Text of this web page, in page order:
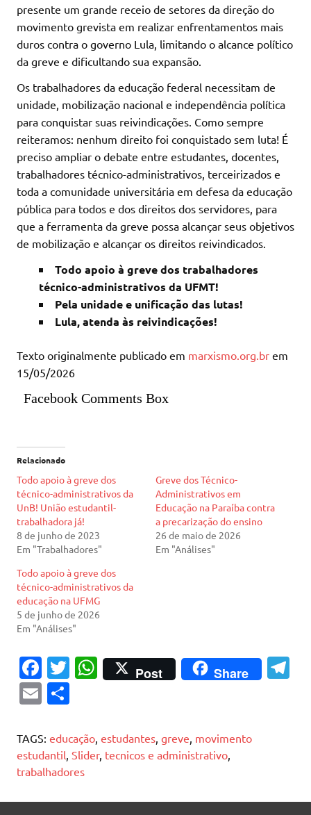
presente um grande receio de setores da direção do
movimento grevista em realizar enfrentamentos mais
duros contra o governo Lula, limitando o alcance político
da greve e dificultando sua expansão.
Os trabalhadores da educação federal necessitam de
unidade, mobilização nacional e independência política
para conquistar suas reivindicações. Como sempre
reiteramos: nenhum direito foi conquistado sem luta! É
preciso ampliar o debate entre estudantes, docentes,
trabalhadores técnico-administrativos, terceirizados e
toda a comunidade universitária em defesa da educação
pública para todos e dos direitos dos servidores, para
que a ferramenta da greve possa alcançar seus objetivos
de mobilização e alcançar os direitos reivindicados.
Todo apoio à greve dos trabalhadores
técnico-administrativos da UFMT!
Pela unidade e unificação das lutas!
Lula, atenda às reivindicações!
Texto originalmente publicado em marxismo.org.br em
15/05/2026
Facebook Comments Box
Relacionado
Todo apoio à greve dos
técnico-administrativos da
UnB! União estudantil-
trabalhadora já!
8 de junho de 2023
Em "Trabalhadores"
Greve dos Técnico-
Administrativos em
Educação na Paraíba contra
a precarização do ensino
26 de maio de 2026
Em "Análises"
Todo apoio à greve dos
técnico-administrativos da
educação na UFMG
5 de junho de 2026
Em "Análises"
Fa
c
e
b
o
o
k
T
te
r
W
h
s
A
p
Post Share
E
ai
l
ar
e
TAGS: educação estudantes greve movimento
estudantil Slider, tecnicos e administrativo
trabalhadores